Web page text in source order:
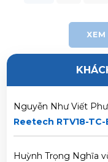
Trần Thị Hà Vy vừa
TC-BI 2.0HP
Lê Thị Thảo Anh vừa
RTV18-TC-BI 2.0HP
Nguyễn Như Viết
Reetech RTV18-
Huỳnh Trọng Nghĩa